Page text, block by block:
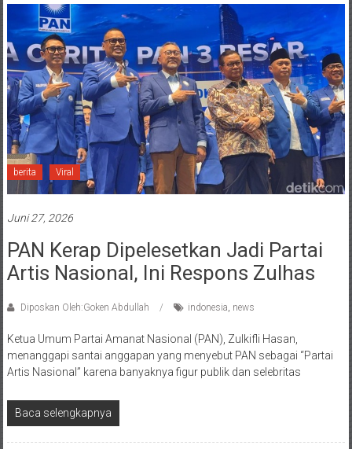
berita Viral
Juni 27, 2026
PAN Kerap Dipelesetkan Jadi Partai
Artis Nasional, Ini Respons Zulhas
Diposkan Oleh:Goken Abdullah indonesia, news
Ketua Umum Partai Amanat Nasional (PAN), Zulkifli Hasan,
menanggapi santai anggapan yang menyebut PAN sebagai “Partai
Artis Nasional” karena banyaknya figur publik dan selebritas
Baca selengkapnya